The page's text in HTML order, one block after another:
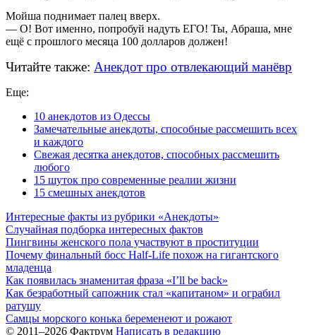
Мойша поднимает палец вверх.
— О! Вот именно, попробуй надуть ЕГО! Ты, Абраша, мне
ещё с прошлого месяца 100 долларов должен!
Читайте также: Анекдот про отвлекающий манёвр
Еще:
10 анекдотов из Одессы
Замечательные анекдоты, способные рассмешить всех
и каждого
Свежая десятка анекдотов, способных рассмешить
любого
15 шуток про современные реалии жизни
15 смешных анекдотов
Интересные факты из рубрики «Анекдоты»
Случайная подборка интересных фактов
Пингвины женского пола участвуют в проституции
Почему финальный босс Half-Life похож на гигантского
младенца
Как появилась знаменитая фраза «I’ll be back»
Как безработный сапожник стал «капитаном» и ограбил
ратушу
Самцы морского конька беременеют и рожают
© 2011–2026 Фактрум Написать в редакцию